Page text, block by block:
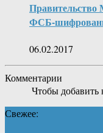
Правительство
ФСБ-
06.02.2017
Комментарии
Чтобы добавить
Свежее: